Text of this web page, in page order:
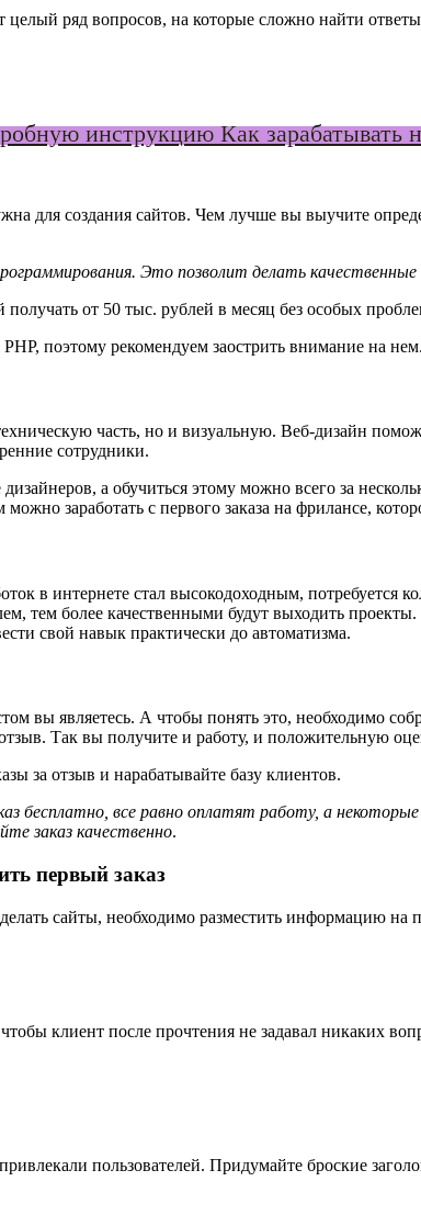
целый ряд вопросов, на которые сложно найти
инструкцию Как зарабатывать
для создания сайтов. Чем лучше вы выучите
Это позволит делать
от 50 тыс. рублей в месяц без особых
поэтому рекомендуем заострить внимание на нем.
часть, но и визуальную. Веб-дизайн
сотрудники.
а обучиться этому можно всего за
заработать с первого заказа на фрилансе,
в интернете стал высокодоходным, потребуется
тем более качественными будут выходить
свой навык практически до автоматизма.
вы являетесь. А чтобы понять это, необходимо
Так вы получите и работу, и положительную
за отзыв и нарабатывайте базу клиентов.
бесплатно, все равно оплатят работу, а
заказ качественно.
первый заказ
сайты, необходимо разместить информацию
клиент после прочтения не задавал никаких
пользователей. Придумайте броские